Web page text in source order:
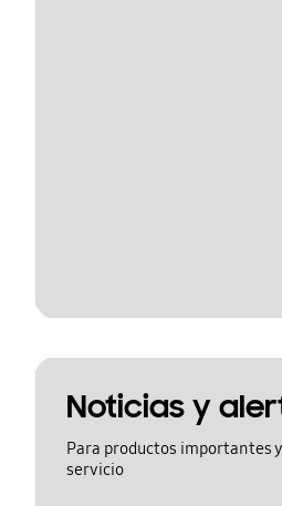
Noticias y
Para productos importantes
servicio